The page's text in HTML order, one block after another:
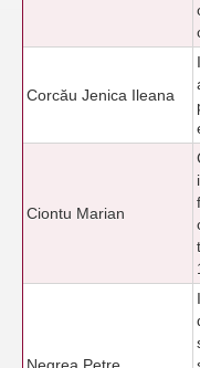
Corcău Jenica Ileana
Ciontu Marian